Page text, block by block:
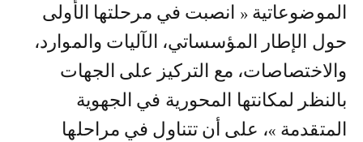
الموضوعاتية « انصبت في مرحلتها الأولى
حول الإطار المؤسساتي، الآليات والموارد،
والاختصاصات، مع التركيز على الجهات
بالنظر لمكانتها المحورية في الجهوية
المتقدمة »، على أن تتناول في مراحلها